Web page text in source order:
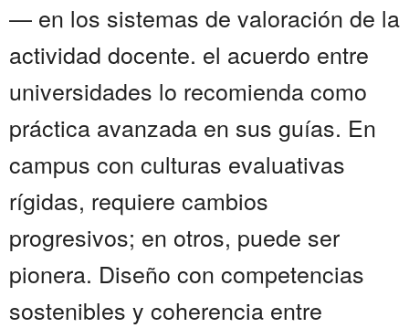
— en los sistemas de valoración de la
actividad docente. el acuerdo entre
universidades lo recomienda como
práctica avanzada en sus guías. En
campus con culturas evaluativas
rígidas, requiere cambios
progresivos; en otros, puede ser
pionera. Diseño con competencias
sostenibles y coherencia entre